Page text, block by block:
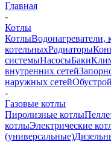
Главная
-
Котлы
КотлыВодонагреватели,
котельныхРадиаторы
системыНасосыБаки
внутренних сетей
наружных сетей
-
Газовые котлы
Пиролизные котлы
котлыЭлектрические
(универсальные)